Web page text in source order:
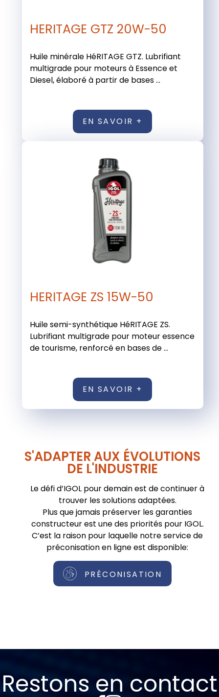
HERITAGE GTZ 20W-50
Huile minérale HéRITAGE GTZ. Lubrifiant
multigrade pour moteurs à Essence et
Diesel, élaboré à partir de bases ...
EN SAVOIR +
HERITAGE ZS 15W-50
Huile semi-synthétique HéRITAGE ZS.
Lubrifiant multigrade pour moteur essence
de tourisme, renforcé en bases de ...
EN SAVOIR +
S'ADAPTER AUX ÉVOLUTIONS
DE L'INDUSTRIE
Le défi d’IGOL pour demain est de continuer à
trouver les solutions adaptées.
Plus que jamais préserver les garanties
constructeur est une des priorités pour IGOL.
C’est la raison pour laquelle notre service de
préconisation en ligne est disponible:
PRÉCONISATION
Restons en contact